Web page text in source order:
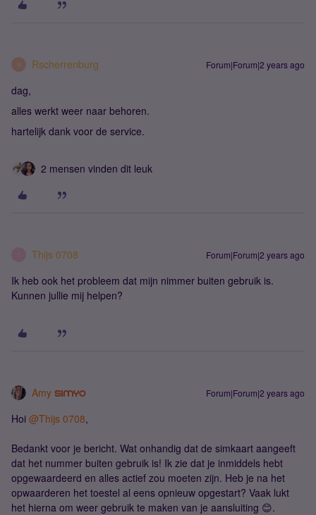
R Rscherrenburg Forum|Forum|2 years ago
dag,
alles werkt weer naar behoren.
hartelijk dank voor de service.
2 mensen vinden dit leuk
Thijs 0708 Forum|Forum|2 years ago
Ik heb ook het probleem dat mijn nimmer buiten gebruik is.
Kunnen jullie mij helpen?
Amy Forum|Forum|2 years ago
Hoi @Thijs 0708,
Bedankt voor je bericht. Wat onhandig dat de simkaart aangeeft
dat het nummer buiten gebruik is! Ik zie dat je inmiddels hebt
opgewaardeerd en alles actief zou moeten zijn. Heb je na het
opwaarderen het toestel al eens opnieuw opgestart? Vaak lukt
het hierna om weer gebruik te maken van je aansluiting 😊.